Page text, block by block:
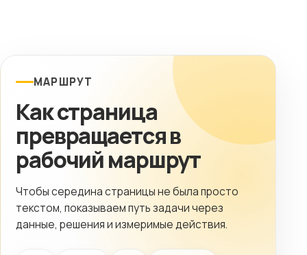
МАРШРУТ
Как страница
превращается в
рабочий маршрут
Чтобы середина страницы не была просто
текстом, показываем путь задачи через
данные, решения и измеримые действия.